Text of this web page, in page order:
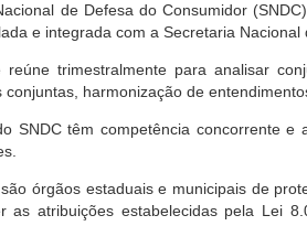
de Defesa do Consumidor
e integrada com a Secretaria Nacional
reúne trimestralmente para analisar
conjuntas, harmonização de
SNDC têm competência concorrente
órgãos estaduais e municipais de
as atribuições estabelecidas pela Lei